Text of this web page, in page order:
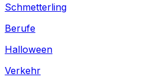
Schmetterling
Berufe
Halloween
Verkehr